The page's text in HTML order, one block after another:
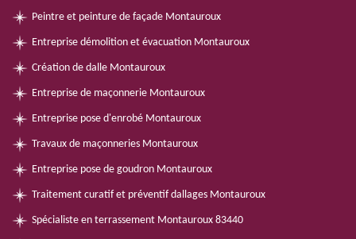
Peintre et peinture de façade Montauroux
Entreprise démolition et évacuation Montauroux
Création de dalle Montauroux
Entreprise de maçonnerie Montauroux
Entreprise pose d'enrobé Montauroux
Travaux de maçonneries Montauroux
Entreprise pose de goudron Montauroux
Traitement curatif et préventif dallages Montauroux
Spécialiste en terrassement Montauroux 83440